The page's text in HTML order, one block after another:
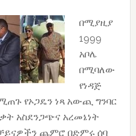
በሚያዚያ
1999
አቦሌ
በሚባለው
የነዳጅ
የኦጋዴን ነጻ አውጪ ግንባር
አስደንጋጭና አረመኔነት
ጨምሮ በድምሩ ሰባ